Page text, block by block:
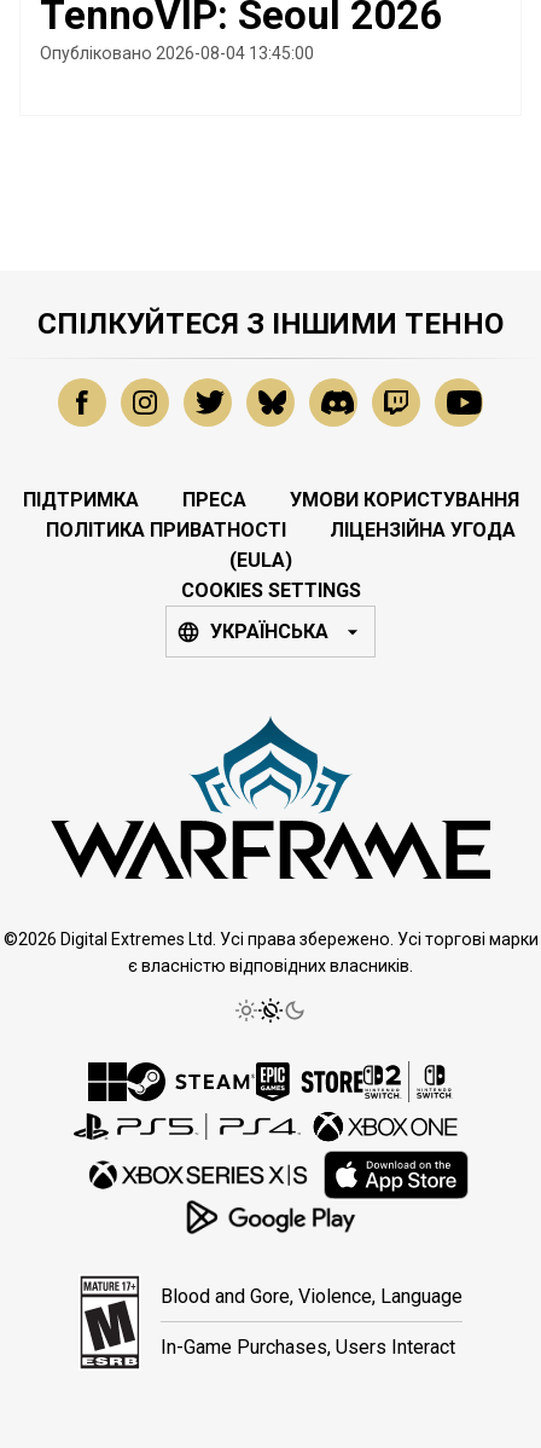
TennoVIP: Seoul 2026
Опубліковано 2026-08-04 13:45:00
СПІЛКУЙТЕСЯ З ІНШИМИ ТЕННО
ПІДТРИМКА ПРЕСА
УМОВИ КОРИСТУВАННЯ
ПОЛІТИКА ПРИВАТНОСТІ
ЛІЦЕНЗІЙНА УГОДА
(EULA)
COOKIES SETTINGS
УКРАЇНСЬКА
©2026 Digital Extremes Ltd. Усі права збережено. Усі торгові марки
є власністю відповідних власників.
Blood and Gore, Violence, Language
In-Game Purchases, Users Interact